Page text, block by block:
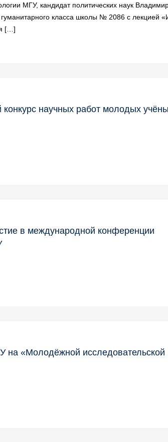
МГУ, кандидат политических наук
класса школы № 2086 с лекцией
[…]
научных работ молодых
в международной конференции
«Молодёжной исследовательской